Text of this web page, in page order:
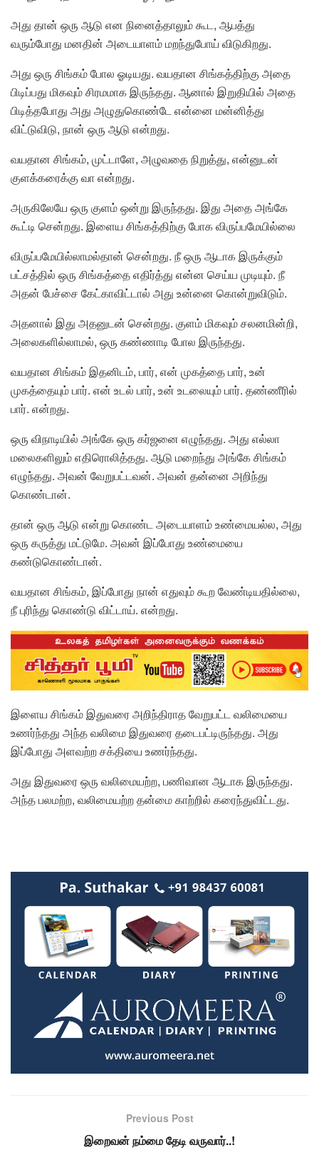
அது தான் ஒரு ஆடு என நினைத்தாலும் கூட, ஆபத்து
வரும்போது மனதின் அடையாளம் மறந்துபோய் விடுகிறது.
அது ஒரு சிங்கம் போல ஓடியது. வயதான சிங்கத்திற்கு அதை
பிடிப்பது மிகவும் சிரமமாக இருந்தது. ஆனால் இறுதியில் அதை
பிடித்தபோது அது அழுதுகொண்டே என்னை மன்னித்து
விட்டுவிடு, நான் ஒரு ஆடு என்றது.
வயதான சிங்கம், முட்டாளே, அழுவதை நிறுத்து, என்னுடன்
குளக்கரைக்கு வா என்றது.
அருகிலேயே ஒரு குளம் ஒன்று இருந்தது. இது அதை அங்கே
கூட்டி சென்றது. இளைய சிங்கத்திற்கு போக விருப்பமேயில்லை
விருப்பமேயில்லாமல்தான் சென்றது. நீ ஒரு ஆடாக இருக்கும்
பட்சத்தில் ஒரு சிங்கத்தை எதிர்த்து என்ன செய்ய முடியும். நீ
அதன் பேச்சை கேட்காவிட்டால் அது உன்னை கொன்றுவிடும்.
அதனால் இது அதனுடன் சென்றது. குளம் மிகவும் சலனமின்றி,
அலைகளில்லாமல், ஒரு கண்ணாடி போல இருந்தது.
வயதான சிங்கம் இதனிடம், பார், என் முகத்தை பார், உன்
முகத்தையும் பார். என் உடல் பார், உன் உடலையும் பார். தண்ணீரில்
பார். என்றது.
ஒரு விநாடியில் அங்கே ஒரு கர்ஜனை எழுந்தது. அது எல்லா
மலைகளிலும் எதிரொலித்தது. ஆடு மறைந்து அங்கே சிங்கம்
எழுந்தது. அவன் வேறுபட்டவன். அவன் தன்னை அறிந்து
கொண்டான்.
தான் ஒரு ஆடு என்று கொண்ட அடையாளம் உண்மையல்ல, அது
ஒரு கருத்து மட்டுமே. அவன் இப்போது உண்மையை
கண்டுகொண்டான்.
வயதான சிங்கம், இப்போது நான் எதுவும் கூற வேண்டியதில்லை,
நீ புரிந்து கொண்டு விட்டாய். என்றது.
இளைய சிங்கம் இதுவரை அறிந்திராத வேறுபட்ட வலிமையை
உணர்ந்தது அந்த வலிமை இதுவரை தடைபட்டிருந்தது. அது
இப்போது அளவற்ற சக்தியை உணர்ந்தது.
அது இதுவரை ஒரு வலிமையற்ற, பணிவான ஆடாக இருந்தது.
அந்த பலமற்ற, வலிமையற்ற தன்மை காற்றில் கரைந்துவிட்டது.
Previous Post
இறைவன் நம்மை தேடி வருவார்..!